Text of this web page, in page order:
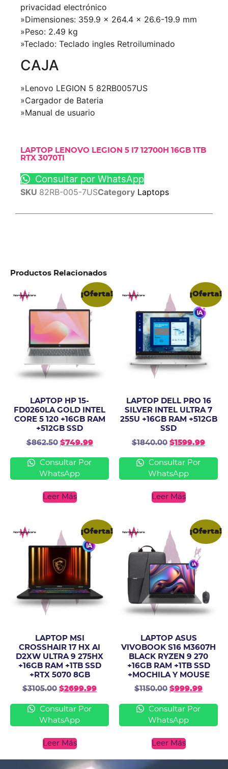
privacidad electrónico
»Dimensiones: 359.9 x 264.4 x 26.6-19.9 mm
»Peso: 2.49 kg
»Teclado: Teclado ingles Retroiluminado
CAJA
»Lenovo LEGION 5 82RB0057US
»Cargador de Bateria
»Manual de usuario
LAPTOP LENOVO LEGION 5 I7 12700H 16GB 1TB
RTX 3070TI
Consultar por WhatsApp
SKU 82RB-005-7USCategory Laptops
Productos Relacionados
¡Oferta!
LAPTOP HP 15-
FD0260LA GOLD INTEL
CORE 5 120 +16GB RAM
+512GB SSD
$862.50 $749.99
Consultar Por
WhatsApp
Leer Más
¡Oferta!
LAPTOP DELL PRO 16
SILVER INTEL ULTRA 7
255U +16GB RAM +512GB
SSD
$1840.00 $1599.99
Consultar Por
WhatsApp
Leer Más
¡Oferta!
LAPTOP MSI
CROSSHAIR 17 HX AI
D2XW ULTRA 9 275HX
+16GB RAM +1TB SSD
+RTX 5070 8GB
$3105.00 $2699.99
Consultar Por
WhatsApp
Leer Más
¡Oferta!
LAPTOP ASUS
VIVOBOOK S16 M3607H
BLACK RYZEN 9 270
+16GB RAM +1TB SSD
+MOCHILA Y MOUSE
$1150.00 $999.99
Consultar Por
WhatsApp
Leer Más